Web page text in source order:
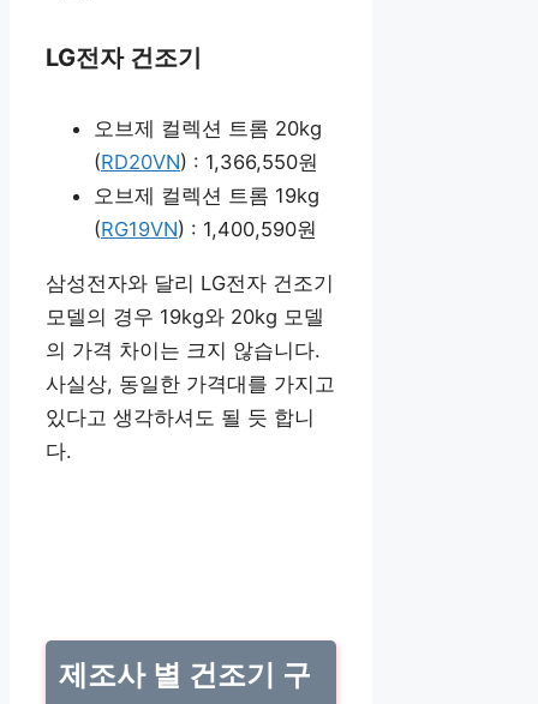
LG전자 건조기
오브제 컬렉션 트롬 20kg
(RD20VN) : 1,366,550원
오브제 컬렉션 트롬 19kg
(RG19VN) : 1,400,590원
삼성전자와 달리 LG전자 건조기
모델의 경우 19kg와 20kg 모델
의 가격 차이는 크지 않습니다.
사실상, 동일한 가격대를 가지고
있다고 생각하셔도 될 듯 합니
다.
제조사 별 건조기 구